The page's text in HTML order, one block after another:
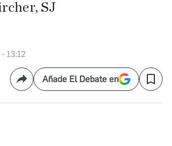
SJ
13:12
CompartirAñade El Debate en Save